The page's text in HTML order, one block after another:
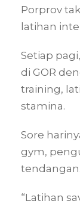
Porprov
latihan
Setiap
di GOR
training,
stamina.
Sore
gym,
tendangan.
“Latihan